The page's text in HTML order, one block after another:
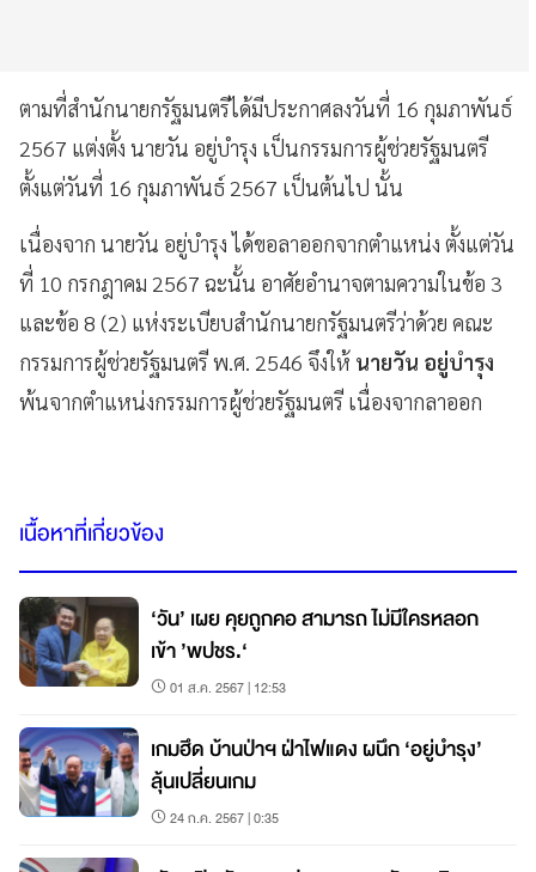
ตามที่สำนักนายกรัฐมนตรีได้มีประกาศลงวันที่ 16 กุมภาพันธ์
2567 แต่งตั้ง นายวัน อยู่บำรุง เป็นกรรมการผู้ช่วยรัฐมนตรี
ตั้งแต่วันที่ 16 กุมภาพันธ์ 2567 เป็นต้นไป นั้น
เนื่องจาก นายวัน อยู่บำรุง ได้ขอลาออกจากตำแหน่ง ตั้งแต่วัน
ที่ 10 กรกฎาคม 2567 ฉะนั้น อาศัยอำนาจตามความในข้อ 3
และข้อ 8 (2) แห่งระเบียบสำนักนายกรัฐมนตรีว่าด้วย คณะ
กรรมการผู้ช่วยรัฐมนตรี พ.ศ. 2546 จึงให้ นายวัน อยู่บำรุง
พ้นจากตำแหน่งกรรมการผู้ช่วยรัฐมนตรี เนื่องจากลาออก
เนื้อหาที่เกี่ยวข้อง
‘วัน’ เผย คุยถูกคอ สามารถ ไม่มีใครหลอก
เข้า ’พปชร.‘
01 ส.ค. 2567 | 12:53
เกมฮึด บ้านป่าฯ ฝ่าไฟแดง ผนึก ‘อยู่บำรุง’
ลุ้นเปลี่ยนเกม
24 ก.ค. 2567 | 0:35